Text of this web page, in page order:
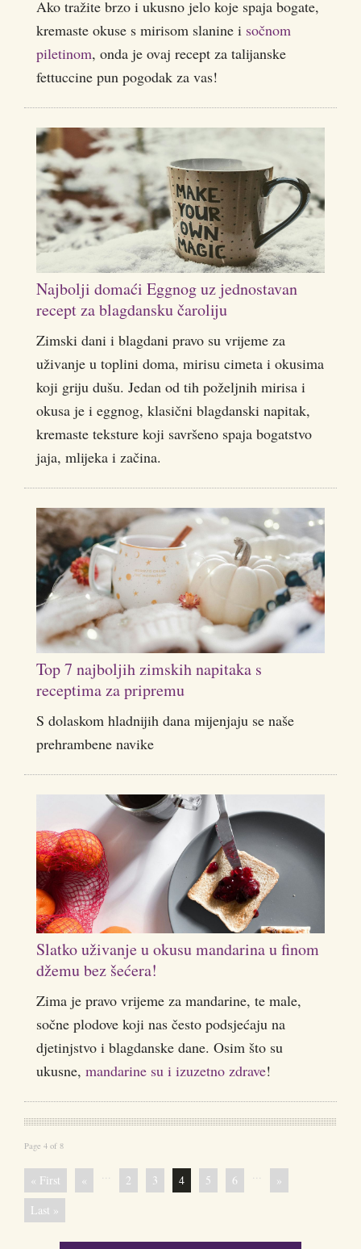
Ako tražite brzo i ukusno jelo koje spaja bogate,
kremaste okuse s mirisom slanine i sočnom
piletinom, onda je ovaj recept za talijanske
fettuccine pun pogodak za vas!
Najbolji domaći Eggnog uz jednostavan
recept za blagdansku čaroliju
Zimski dani i blagdani pravo su vrijeme za
uživanje u toplini doma, mirisu cimeta i okusima
koji griju dušu. Jedan od tih poželjnih mirisa i
okusa je i eggnog, klasični blagdanski napitak,
kremaste teksture koji savršeno spaja bogatstvo
jaja, mlijeka i začina.
Top 7 najboljih zimskih napitaka s
receptima za pripremu
S dolaskom hladnijih dana mijenjaju se naše
prehrambene navike
Slatko uživanje u okusu mandarina u finom
džemu bez šećera!
Zima je pravo vrijeme za mandarine, te male,
sočne plodove koji nas često podsjećaju na
djetinjstvo i blagdanske dane. Osim što su
ukusne, mandarine su i izuzetno zdrave!
Page 4 of 8
« First « ... 2 3 4 5 6 ...
»
Last »